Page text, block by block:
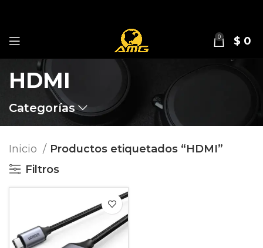
0 $ 0
HDMI
Categorías
Inicio
Productos etiquetados “HDMI”
Filtros